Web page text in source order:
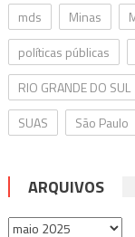
mds
Minas
políticas públicas
RIO GRANDE DO SUL
SUAS
São Paulo
ARQUIVOS
Arquivos